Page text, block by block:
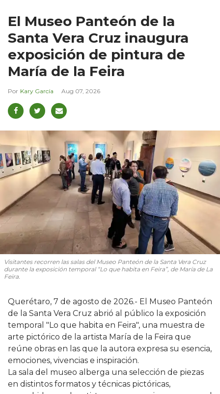
El Museo Panteón de la
Santa Vera Cruz inaugura
exposición de pintura de
María de la Feira
Kary García Aug 07, 2026
Visitantes recorren las salas del Museo Panteón de la Santa Vera Cruz
durante la exposición temporal “Lo que habita en Feira”, de María de La
Feira.
Querétaro, 7 de agosto de 2026.- El Museo Panteón
de la Santa Vera Cruz abrió al público la exposición
temporal "Lo que habita en Feira", una muestra de
arte pictórico de la artista María de la Feira que
reúne obras en las que la autora expresa su esencia,
emociones, vivencias e inspiración.
La sala del museo alberga una selección de piezas
en distintos formatos y técnicas pictóricas,